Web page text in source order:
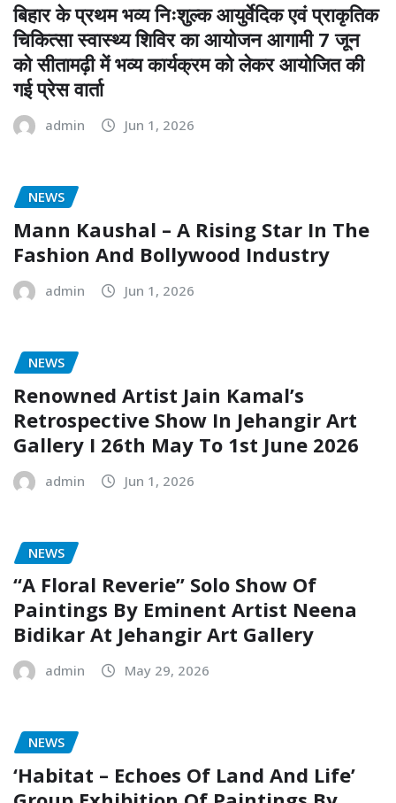
बिहार के प्रथम भव्य निःशुल्क आयुर्वेदिक एवं प्राकृतिक
चिकित्सा स्वास्थ्य शिविर का आयोजन आगामी 7 जून
को सीतामढ़ी में भव्य कार्यक्रम को लेकर आयोजित की
गई प्रेस वार्ता
admin Jun 1, 2026
NEWS
Mann Kaushal – A Rising Star In The
Fashion And Bollywood Industry
admin Jun 1, 2026
NEWS
Renowned Artist Jain Kamal’s
Retrospective Show In Jehangir Art
Gallery I 26th May To 1st June 2026
admin Jun 1, 2026
NEWS
“A Floral Reverie” Solo Show Of
Paintings By Eminent Artist Neena
Bidikar At Jehangir Art Gallery
admin May 29, 2026
NEWS
‘Habitat – Echoes Of Land And Life’